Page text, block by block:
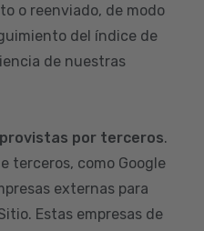
o reenviado, de modo
del índice de
de nuestras
por terceros.
terceros, como Google
externas para
Estas empresas de